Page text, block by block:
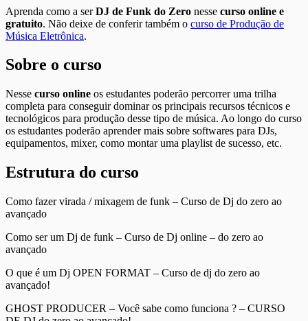
Aprenda como a serDJ de Funk do Zero nesse curso online e
gratuito. Não deixe de conferir também o curso de Produção de
Música Eletrônica.
Sobre o curso
Nesse curso online os estudantes poderão percorrer uma trilha
completa para conseguir dominar os principais recursos técnicos e
tecnológicos para produção desse tipo de música. Ao longo do curso
os estudantes poderão aprender mais sobre softwares para DJs,
equipamentos, mixer, como montar uma playlist de sucesso, etc.
Estrutura do curso
Como fazer virada / mixagem de funk – Curso de Dj do zero ao
avançado
Como ser um Dj de funk – Curso de Dj online – do zero ao
avançado
O que é um Dj OPEN FORMAT – Curso de dj do zero ao
avançado!
GHOST PRODUCER – Você sabe como funciona ? – CURSO